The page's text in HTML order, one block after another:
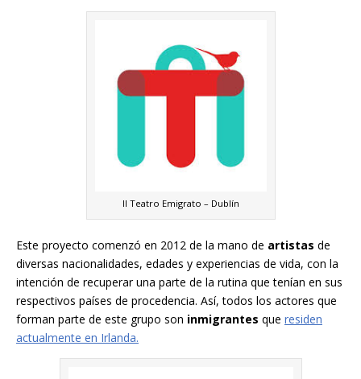
Il Teatro Emigrato – Dublín
Este proyecto comenzó en 2012 de la mano de artistas de
diversas nacionalidades, edades y experiencias de vida, con la
intención de recuperar una parte de la rutina que tenían en sus
respectivos países de procedencia. Así, todos los actores que
forman parte de este grupo son inmigrantes que residen
actualmente en Irlanda.